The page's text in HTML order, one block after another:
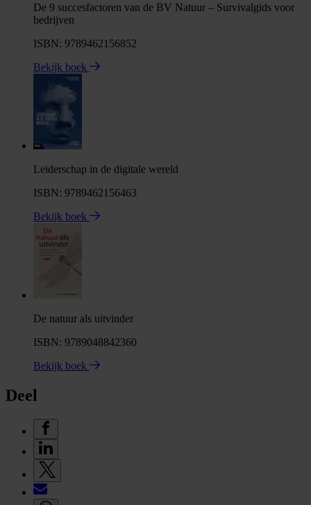
De 9 succesfactoren van de BV Natuur – Survivalgids voor
bedrijven
ISBN: 9789462156852
Bekijk boek
Leiderschap in de digitale wereld
ISBN: 9789462156463
Bekijk boek
De natuur als uitvinder
ISBN: 9789048842360
Bekijk boek
Deel